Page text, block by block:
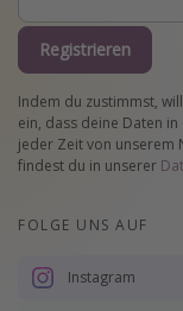
Registrieren
Indem du zustimmst,
ein, dass deine Daten
jeder Zeit von unserem
findest du in unserer
FOLGE UNS AUF
Instagram